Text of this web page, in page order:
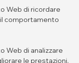
Web di ricordare
comportamento
Web di analizzare
le prestazioni.